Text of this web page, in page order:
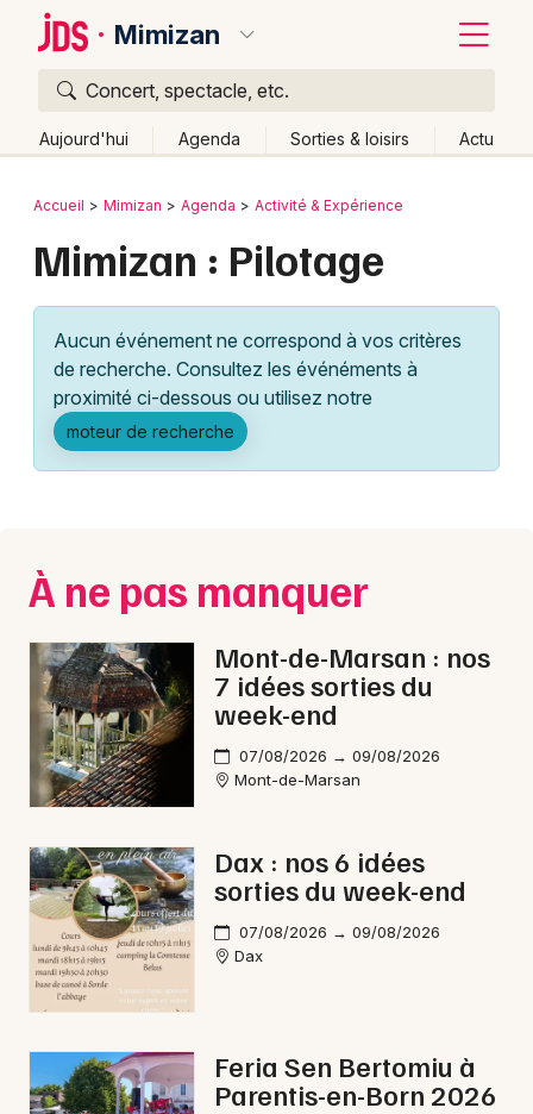
Mimizan
Concert, spectacle, etc.
Aujourd'hui Agenda Sorties & loisirs Actu
Publier un événement
Grands événements
Activité & Expérience
Manifestations
Spectacles
Concerts
Sports
Soirées
Sorties famille
Expos
Sorties & loisirs
Pilotage dans les Landes
Pilotage en Nouvelle-Aquitaine
Bordeaux
Lille
Lyon
Marseille
Nantes
Nice
Paris
Strasbourg
Toulouse
Retour
Accueil Mimizan Agenda Activité & Expérience
Mimizan : Pilotage
Aucun événement ne correspond à vos critères
de recherche. Consultez les événéments à
proximité ci-dessous ou utilisez notre
moteur de recherche
À ne pas manquer
Mont-de-Marsan : nos
7 idées sorties du
week-end
07/08/2026 → 09/08/2026
Mont-de-Marsan
Dax : nos 6 idées
sorties du week-end
07/08/2026 → 09/08/2026
Dax
Feria Sen Bertomiu à
Parentis-en-Born 2026
Quoi ?
Où ?
Près de moi
Changer de lieu
Quand ?
Ce week-end